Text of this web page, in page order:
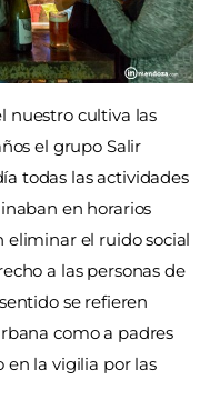
nuestro cultiva las
el grupo Salir
todas las actividades
en horarios
eliminar el ruido social
a las personas de
se refieren
como a padres
en la vigilia por las